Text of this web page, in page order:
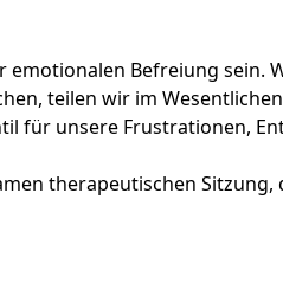
emotionalen Befreiung sein.
teilen wir im
für unsere Frustrationen,
therapeutischen Sitzung,